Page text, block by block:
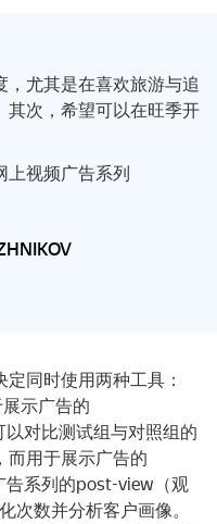
，尤其是在喜欢旅游与追
其次，希望可以在旺季开
上视频广告系列
同时使用两种工具：
示广告的
对比测试组与对照组的
而用于展示广告的
告系列的post-view（观
次数并分析客户画像。